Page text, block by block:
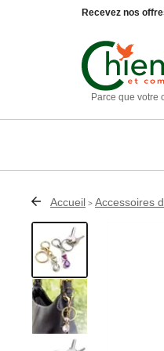
Recevez nos
Parce que votre
Chien
Compléments
Produits
Chat
Compléments
Produits
Animaux
Autres animaux
Maison
Entretien de la
Accueil > Accessoires